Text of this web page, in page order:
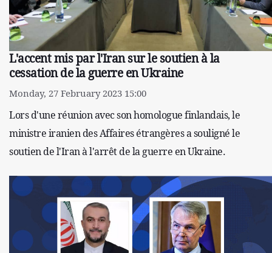
L'accent mis par l'Iran sur le soutien à la
cessation de la guerre en Ukraine
Monday, 27 February 2023 15:00
Lors d'une réunion avec son homologue finlandais, le
ministre iranien des Affaires étrangères a souligné le
soutien de l'Iran à l'arrêt de la guerre en Ukraine.